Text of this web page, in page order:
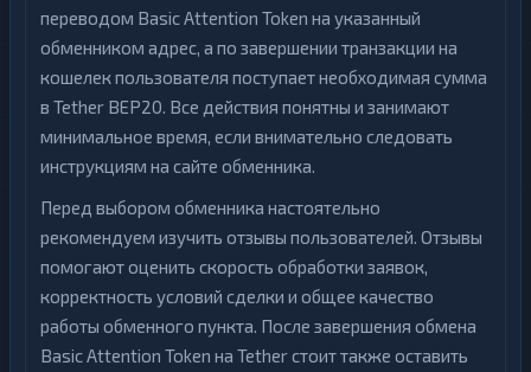
переводом Basic Attention Token на указанный
обменником адрес, а по завершении транзакции на
кошелек пользователя поступает необходимая сумма
в Tether BEP20. Все действия понятны и занимают
минимальное время, если внимательно следовать
инструкциям на сайте обменника.
Перед выбором обменника настоятельно
рекомендуем изучить отзывы пользователей. Отзывы
помогают оценить скорость обработки заявок,
корректность условий сделки и общее качество
работы обменного пункта. После завершения обмена
Basic Attention Token на Tether стоит также оставить